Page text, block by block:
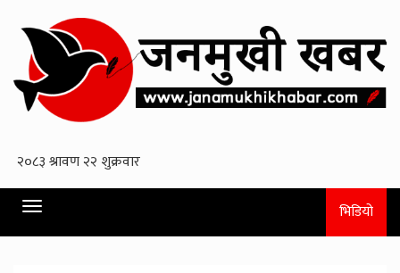
Toggle
navigation
भिडियो